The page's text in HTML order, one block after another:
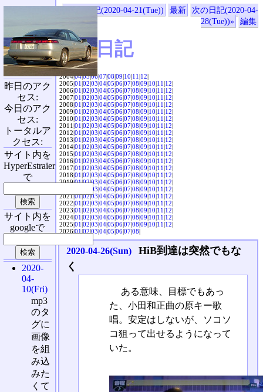
«前の日記(2020-04-21(Tue)) 最新
次の日記(2020-04-
28(Tue))»
編集
SVX日記
2004|04|05|06|07|08|09|10|11|12|
2005|01|02|03|04|05|06|07|08|09|10|11|12|
2006|01|02|03|04|05|06|07|08|09|10|11|12|
2007|01|02|03|04|05|06|07|08|09|10|11|12|
2008|01|02|03|04|05|06|07|08|09|10|11|12|
2009|01|02|03|04|05|06|07|08|09|10|11|12|
2010|01|02|03|04|05|06|07|08|09|10|11|12|
2011|01|02|03|04|05|06|07|08|09|10|11|12|
2012|01|02|03|04|05|06|07|08|09|10|11|12|
2013|01|02|03|04|05|06|07|08|09|10|11|12|
2014|01|02|03|04|05|06|07|08|09|10|11|12|
2015|01|02|03|04|05|06|07|08|09|10|11|12|
2016|01|02|03|04|05|06|07|08|09|10|11|12|
2017|01|02|03|04|05|06|07|08|09|10|11|12|
2018|01|02|03|04|05|06|07|08|09|10|11|12|
2019|01|02|03|04|05|06|07|08|09|10|11|12|
03|04|05|06|07|08|09|10|11|12|
2021|01|02|03|04|05|06|07|08|09|10|11|12|
2022|01|02|03|04|05|06|07|08|09|10|11|12|
2023|01|02|03|04|05|06|07|08|09|10|11|12|
2024|01|02|03|04|05|06|07|08|09|10|11|12|
2025|01|02|03|04|05|06|07|08|09|10|11|12|
2026|01|02|03|04|05|06|07|08|
2020-04-26(Sun)
HiB到達は突然でもな
く
ある意味、目標でもあっ
た、小田和正曲の原キー歌
唱。安定はしないが、ソコソ
コ狙って出せるようになって
いた。
昨日のアク
セス:
今日のアク
セス:
トータルア
クセス:
サイト内を
HyperEstraier
で
サイト内を
googleで
2020-
04-
10(Fri)
mp3
のタ
グに
画像
を組
み込
みた
くて